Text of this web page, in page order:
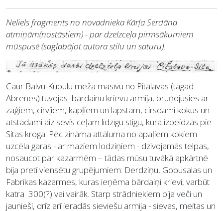
Neliels fragments no novadnieka Kārļa Serdāna
atmiņām(nostāstiem) - par dzelzceļa pirmsākumiem
mūspusē (saglabājot autora stilu un saturu).
Caur Balvu-Kubulu meža masīvu no Pitālavas (tagad
Abrenes) tuvojās bārdainu krievu armija, bruņojusies ar
zāģiem, cirvjiem, kapļiem un lāpstām, cirsdami kokus un
atstādami aiz sevis ceļam līdzīgu stigu, kura izbeidzās pie
Sitas kroga. Pēc zināma attāluma no apaļiem kokiem
uzcēla garas - ar maziem lodziņiem - dzīvojamās telpas,
nosaucot par kazarmēm – tādas mūsu tuvākā apkārtnē
bija pretī viensētu grupējumiem: Derdziņu, Gobusalas un
Fabrikas kazarmes, kuras ieņēma bārdaiņi krievi, varbūt
katra 300(?) vai vairāk. Starp strādniekiem bija veči un
jaunieši, drīz arī ieradās sieviešu armija - sievas, meitas un